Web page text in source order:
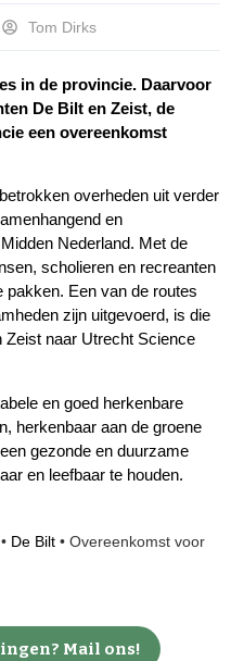
Tom Dirks
in de provincie. Daarvoor
De Bilt en Zeist, de
een overeenkomst
overheden uit verder
en
Nederland. Met de
scholieren en recreanten
Een van de routes
zijn uitgevoerd, is die
naar Utrecht Science
en goed herkenbare
herkenbaar aan de groene
gezonde en duurzame
en leefbaar te houden.
• De Bilt • Overeenkomst voor
Mail ons!